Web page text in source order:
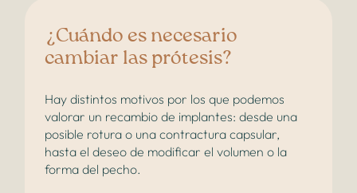
¿Cuándo es necesario
cambiar las prótesis?
Hay distintos motivos por los que podemos
valorar un recambio de implantes: desde una
posible rotura o una contractura capsular,
hasta el deseo de modificar el volumen o la
forma del pecho.